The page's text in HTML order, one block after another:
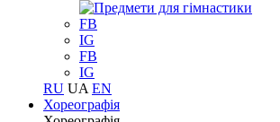
FB
IG
FB
IG
RU UA EN
Хореографія